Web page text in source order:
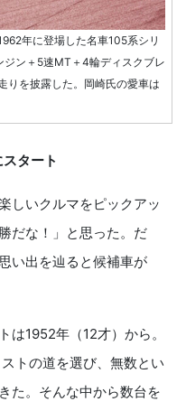
年に登場した名車105系シリ
ジン＋5速MT＋4輪ディスクブレ
りを披露した。岡崎氏の愛車は
タート
しいクルマをピックアッ
だな！」と思った。だ
い出を辿ると候補車が
1952年（12才）から。
トの道を選び、無数とい
た。そんな中から数台を